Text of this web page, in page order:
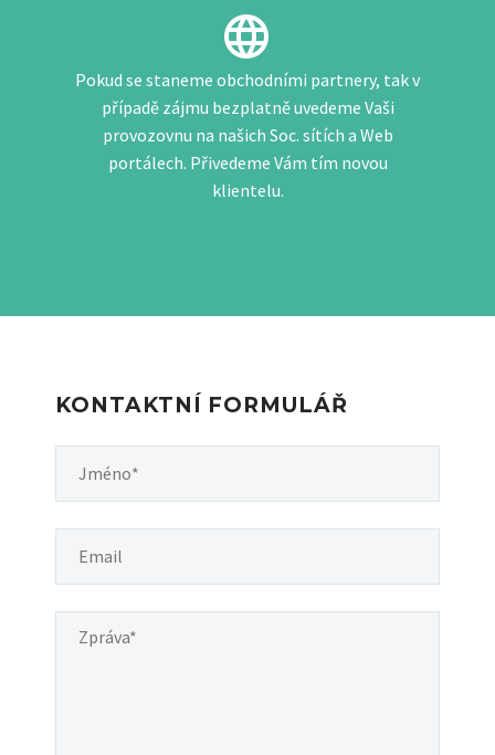


Pokud se staneme obchodními partnery, tak v
případě zájmu bezplatně uvedeme Vaši
provozovnu na našich Soc. sítích a Web
portálech. Přivedeme Vám tím novou
klientelu.
KONTAKTNÍ FORMULÁŘ